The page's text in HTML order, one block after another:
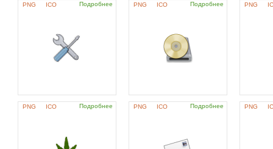
PNG ICO Подробнее PNG ICO Подробнее PNG
PNG ICO Подробнее PNG ICO Подробнее PNG